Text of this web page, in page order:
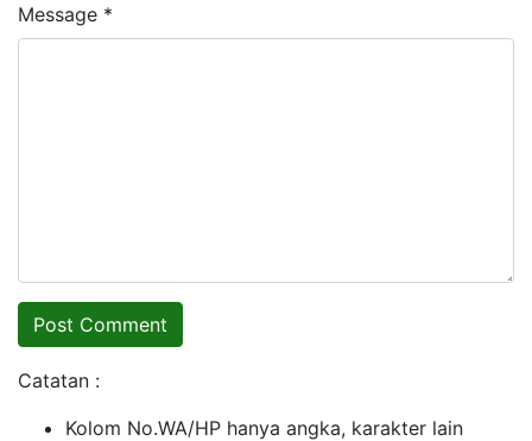
Message *
Catatan :
Kolom No.WA/HP hanya angka, karakter lain